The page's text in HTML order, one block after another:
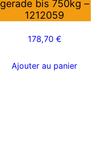
gerade bis 750kg –
1212059
178,70 €
Ajouter au panier